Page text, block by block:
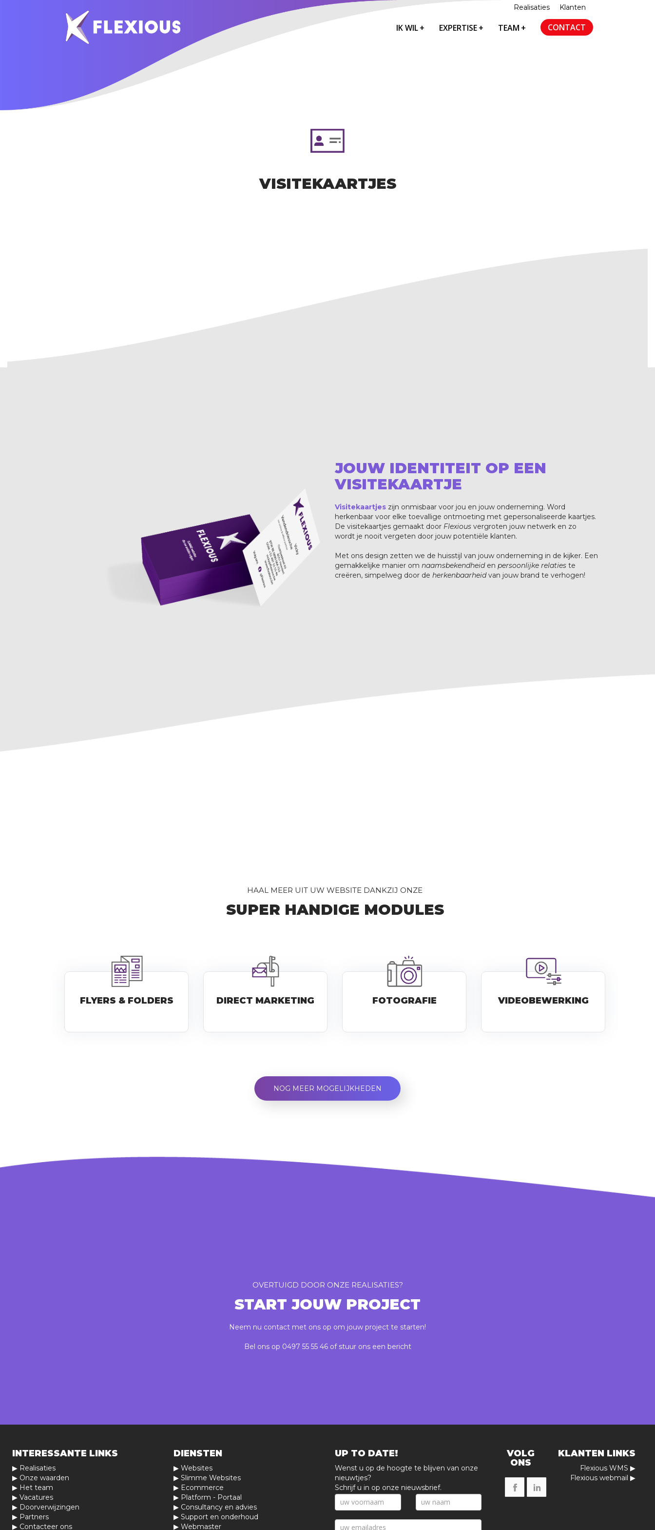
Realisaties Klanten
IK WIL+ EXPERTISE+ TEAM + CONTACT
VISITEKAARTJES
JOUW IDENTITEIT OP EEN
VISITEKAARTJE
Visitekaartjes zijn onmisbaar voor jou en jouw onderneming. Word
herkenbaar voor elke toevallige ontmoeting met gepersonaliseerde kaartjes.
De visitekaartjes gemaakt door Flexious vergroten jouw netwerk en zo
wordt je nooit vergeten door jouw potentiële klanten.
Met ons design zetten we de huisstijl van jouw onderneming in de kijker. Een
gemakkelijke manier om naamsbekendheiden persoonlijke relaties te
creëren, simpelweg door de herkenbaarheidvan jouw brand te verhogen!
HAAL MEER UIT UW WEBSITE DANKZIJ ONZE
SUPER HANDIGE MODULES
FLYERS & FOLDERS DIRECT MARKETING FOTOGRAFIE VIDEOBEWERKING
NOG MEER MOGELIJKHEDEN
OVERTUIGD DOOR ONZE REALISATIES?
START JOUW PROJECT
Neem nu contact met ons op om jouw project te starten!
Bel ons op 0497 55 55 46of stuur ons een bericht
INTERESSANTE LINKS
▶ Realisaties
▶ Onze waarden
▶ Het team
▶ Vacatures
▶ Doorverwijzingen
▶ Partners
▶ Contacteer ons
DIENSTEN
▶ Websites
▶ Slimme Websites
▶ Ecommerce
▶ Platform - Portaal
▶ Consultancy en advies
▶ Support en onderhoud
▶ Webmaster
UP TO DATE!
Wenst u op de hoogte te blijven van onze
nieuwtjes?
Schrijf u in op onze nieuwsbrief.
VOLG
ONS
KLANTEN LINKS
Flexious WMS ▶
Flexious webmail ▶